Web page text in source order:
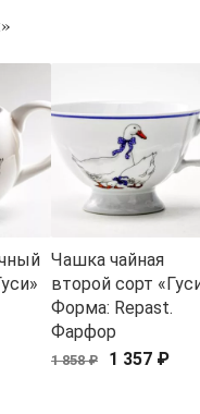
Чашка чайная
второй сорт
Форма: Repast.
Фарфор
1 858 ₽ 1 357 ₽